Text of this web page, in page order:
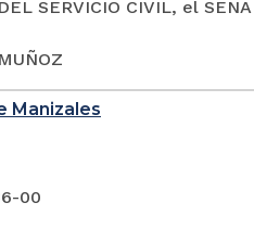
SERVICIO CIVIL, el
Manizales
00